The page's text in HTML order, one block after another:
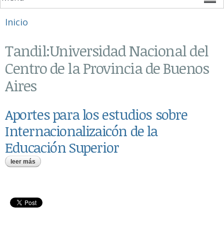
Se encuentra usted aquí
Inicio
Tandil:Universidad Nacional del
Centro de la Provincia de Buenos
Aires
Aportes para los estudios sobre
Internacionalizaicón de la
Educación Superior
leer más sobre aportes para los estudios sobre internacionalizaicón de la
educación superior